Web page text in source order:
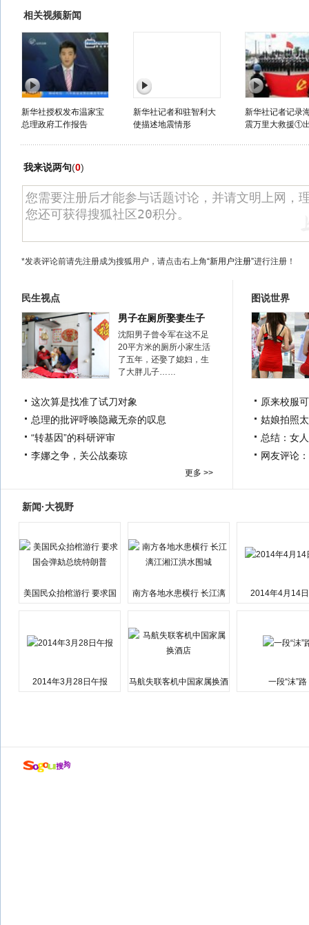
相关视频新闻
新华社授权发布温家宝
总理政府工作报告
新华社记者和驻智利大
使描述地震情形
新华社记者记录
震万里大救援①
我来说两句(0)
*发表评论前请先注册成为搜狐用户，请点击右上角“新用户注册”进行注册！
民生视点
男子在厕所娶妻生子
沈阳男子曾令军在这不足
20平方米的厕所小家生活
了五年，还娶了媳妇，生
了大胖儿子……
这次算是找准了试刀对象
总理的批评呼唤隐藏无奈的叹息
“转基因”的科研评审
李娜之争，关公战秦琼
更多 >>
图说世界
原来校服
姑娘拍照
总结：女
网友评论
新闻·大视野
美国民众抬棺游行 要求国
南方各地水患横行 长江漓
2014年4月14
2014年3月28日午报
马航失联客机中国家属换酒
一段“沫”路